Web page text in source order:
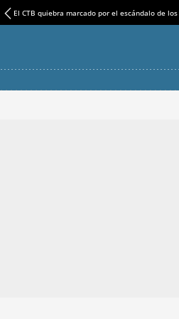
El CTB quiebra marcado por el escándalo de